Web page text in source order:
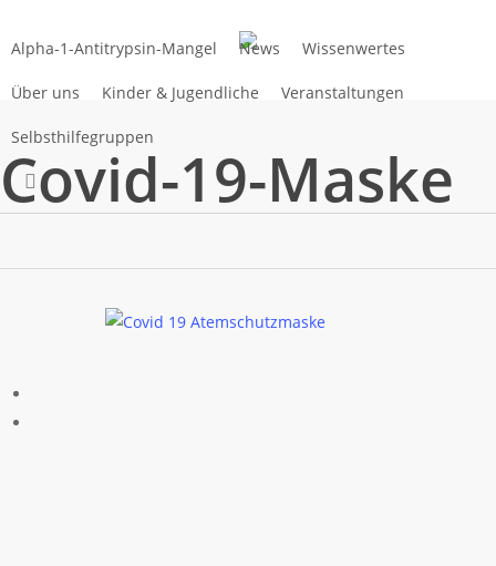
Hauptinhalt
Alpha-1-Antitrypsin-Mangel News Wissenwertes
Über uns Kinder & Jugendliche Veranstaltungen
Selbsthilfegruppen
suchen
Covid-19-Maske